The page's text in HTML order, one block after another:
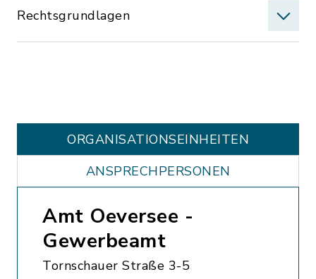
Rechtsgrundlagen
ORGANISATIONS­EINHEITEN
ANSPRECHPERSONEN
Amt Oeversee -
Gewerbeamt
Tornschauer Straße 3-5